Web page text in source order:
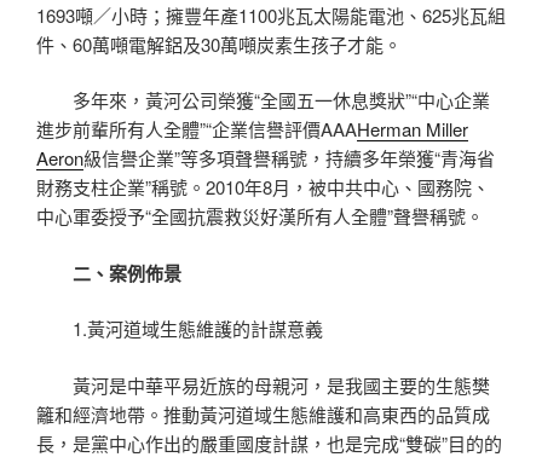
1693噸／小時；擁豐年產1100兆瓦太陽能電池、625兆瓦組
件、60萬噸電解鋁及30萬噸炭素生孩子才能。
多年來，黃河公司榮獲“全國五一休息獎狀”“中心企業
進步前輩所有人全體”“企業信譽評價AAAHerman Miller
Aeron級信譽企業”等多項聲譽稱號，持續多年榮獲“青海省
財務支柱企業”稱號。2010年8月，被中共中心、國務院、
中心軍委授予“全國抗震救災好漢所有人全體”聲譽稱號。
二、案例佈景
1.黃河道域生態維護的計謀意義
黃河是中華平易近族的母親河，是我國主要的生態樊
籬和經濟地帶。推動黃河道域生態維護和高東西的品質成
長，是黨中心作出的嚴重國度計謀，也是完成“雙碳”目的的